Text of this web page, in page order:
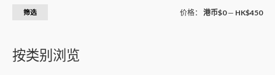
筛选 价格： 港币$0— HK$450
按类别浏览